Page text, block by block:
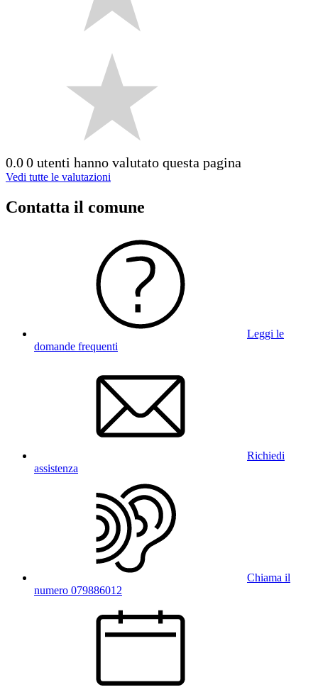
0.00 utenti hanno valutato questa pagina
Vedi tutte le valutazioni
Contatta il comune
Leggi le
domande frequenti
Richiedi
assistenza
Chiama il
numero 079886012